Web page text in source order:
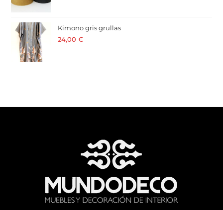
Kimono gris grullas
24,00€